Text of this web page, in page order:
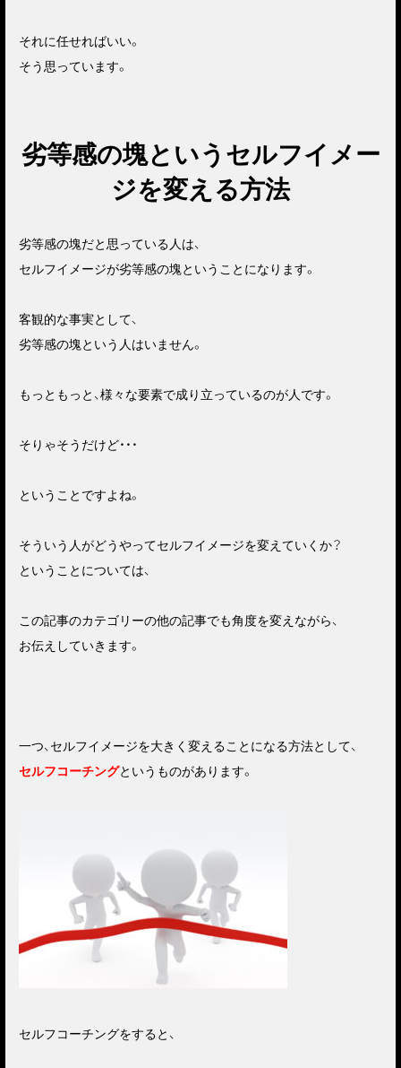
それに任せればいい。
そう思っています。
劣等感の塊というセルフイメー
ジを変える方法
劣等感の塊だと思っている人は、
セルフイメージが劣等感の塊ということになります。
客観的な事実として、
劣等感の塊という人はいません。
もっともっと、様々な要素で成り立っているのが人です。
そりゃそうだけど・・・
ということですよね。
そういう人がどうやってセルフイメージを変えていくか？
ということについては、
この記事のカテゴリーの他の記事でも角度を変えながら、
お伝えしていきます。
一つ、セルフイメージを大きく変えることになる方法として、
セルフコーチングというものがあります。
セルフコーチングをすると、